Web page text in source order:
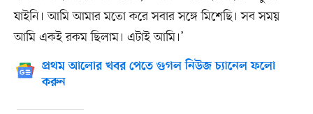
যাইনি। আমি আমার মতো করে সবার সঙ্গে মিশেছি। সব সময়
আমি একই রকম ছিলাম। এটাই আমি।’
প্রথম আলোর খবর পেতে গুগল নিউজ চ্যানেল ফলো
করুন